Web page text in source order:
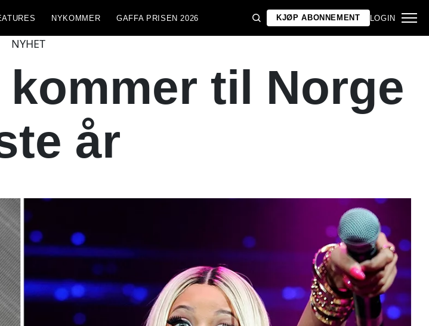
NYKOMMER GAFFA PRISEN 2026 KJØP ABONNEMENT LOGIN
NYHET
til Norge
år